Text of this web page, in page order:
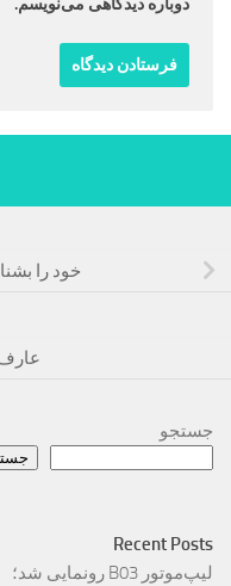
دوباره دیدگاهی می‌نویسم.
خود را
عارف
جستجو
Recent Posts
لیپ‌موتور B03 رونمایی شد؛